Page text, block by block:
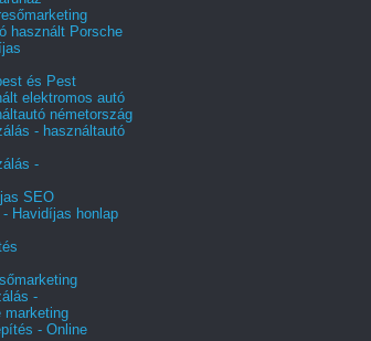
használt Porsche
és Pest
elektromos autó
németország
- használtautó
-
SEO
Havidíjas honlap
-
marketing
- Online